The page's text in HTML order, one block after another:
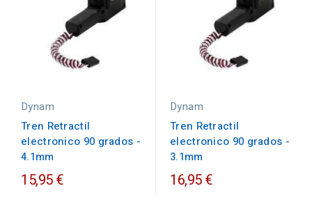
Dynam
Tren Retractil
electronico 90 grados -
4.1mm
15,95 €
Dynam
Tren Retractil
electronico 90 grados -
3.1mm
16,95 €